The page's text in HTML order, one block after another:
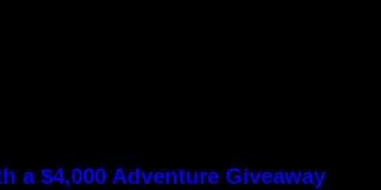
a $4,000 Adventure Giveaway